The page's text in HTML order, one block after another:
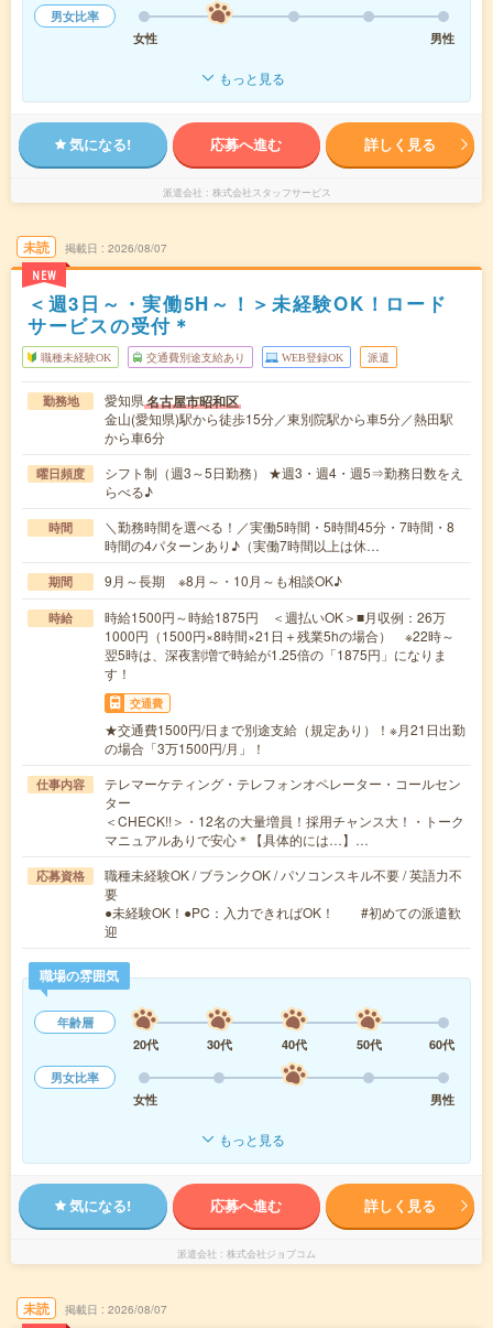
男女比率
女性
男性
もっと見る
気になる! 応募へ進む 詳しく見る
派遣会社 株式会社スタッフサービス
未読
NEW
掲載日 2026/08/07
＜週3日～・実働5H～！＞未経験OK！ロード
サービスの受付＊
職種未経験OK 交通費別途支給あり WEB登録OK 派遣
勤務地 愛知県名古屋市昭和区
金山(愛知県)駅から徒歩15分／東別院駅から車5分／熱田駅
から車6分
曜日頻度
シフト制（週3～5日勤務） ★週3・週4・週5⇒勤務日数をえ
らべる♪
時間
＼勤務時間を選べる！／実働5時間・5時間45分・7時間・8
時間の4パターンあり♪（実働7時間以上は休…
期間 9月～長期 ※8月～・10月～も相談OK♪
時給
時給1500円～時給1875円 ＜週払いOK＞■月収例：26万
1000円（1500円×8時間×21日＋残業5hの場合） ※22時～
翌5時は、深夜割増で時給が1.25倍の「1875円」になりま
す！
交通費
★交通費1500円/日まで別途支給（規定あり）！※月21日出勤
の場合「3万1500円/月」！
仕事内容
テレマーケティング・テレフォンオペレーター・コールセン
ター
＜CHECK!!＞・12名の大量増員！採用チャンス大！・トーク
マニュアルありで安心＊【具体的には…】…
応募資格
職種未経験OK / ブランクOK / パソコンスキル不要 / 英語力不
要
●未経験OK！●PC：入力できればOK！ #初めての派遣歓
迎
職場の雰囲気
年齢層
20代
30代 40代 50代
60代
男女比率
女性
男性
もっと見る
気になる! 応募へ進む 詳しく見る
派遣会社 株式会社ジョブコム
未読 掲載日 2026/08/07